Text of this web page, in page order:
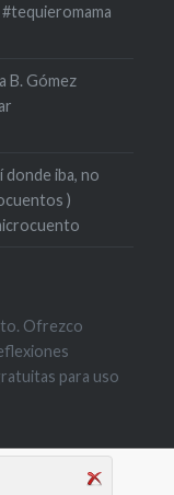
B. Gómez
iba, no
)
Ofrezco
para uso